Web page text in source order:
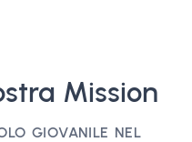
Mission
GIOVANILE NEL